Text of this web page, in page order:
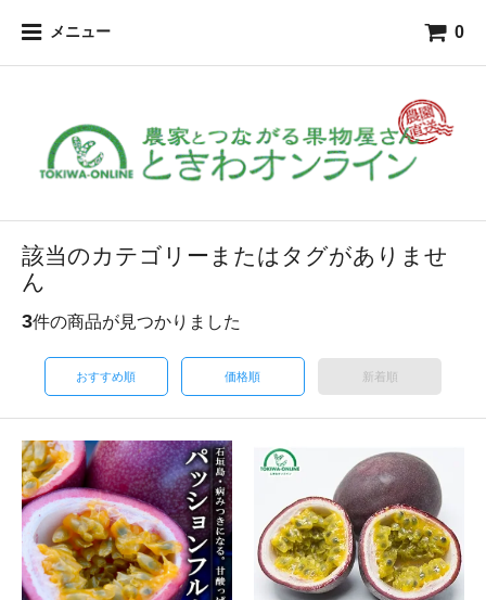
メニュー 0
該当のカテゴリーまたはタグがありませ
ん
3件の商品が見つかりました
おすすめ順 価格順 新着順